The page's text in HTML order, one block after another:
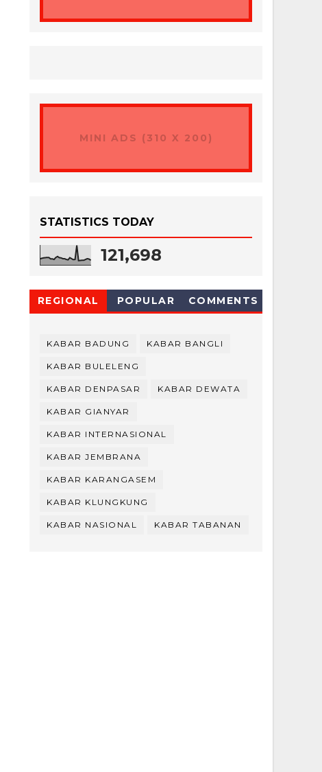
MINI ADS (310 X 200)
STATISTICS TODAY
121,698
REGIONAL POPULAR COMMENTS
KABAR BADUNG KABAR BANGLI
KABAR BULELENG
KABAR DENPASAR KABAR DEWATA
KABAR GIANYAR
KABAR INTERNASIONAL
KABAR JEMBRANA
KABAR KARANGASEM
KABAR KLUNGKUNG
KABAR NASIONAL KABAR TABANAN